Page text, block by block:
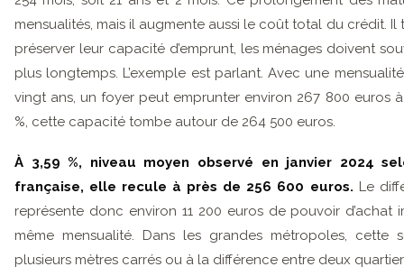
mensualités, mais il augmente aussi le coût total du crédit. Il
préserver leur capacité d’emprunt, les ménages doivent
plus longtemps. L’exemple est parlant. Avec une
vingt ans, un foyer peut emprunter environ 267 800 euros à
%, cette capacité tombe autour de 264 500 euros.
À 3,59 %, niveau moyen observé en janvier 2024
française, elle recule à près de 256 600 euros. Le
représente donc environ 11 200 euros de pouvoir d’achat
même mensualité. Dans les grandes métropoles, cette
plusieurs mètres carrés ou à la différence entre deux